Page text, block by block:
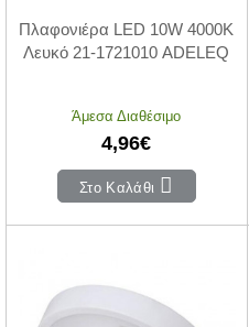
Πλαφονιέρα LED 10W 4000Κ
Λευκό 21-1721010 ADELEQ
Άμεσα Διαθέσιμο
4,96€
Στο Καλάθι